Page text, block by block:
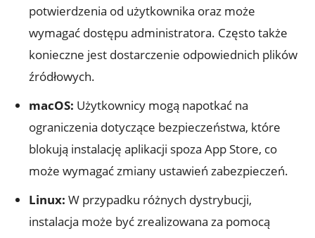
potwierdzenia od użytkownika oraz może
wymagać dostępu administratora. Często także
konieczne jest dostarczenie odpowiednich plików
źródłowych.
macOS: Użytkownicy mogą napotkać na
ograniczenia dotyczące bezpieczeństwa, które
blokują instalację aplikacji spoza App Store, co
może wymagać zmiany ustawień zabezpieczeń.
Linux: W przypadku różnych dystrybucji,
instalacja może być zrealizowana za pomocą